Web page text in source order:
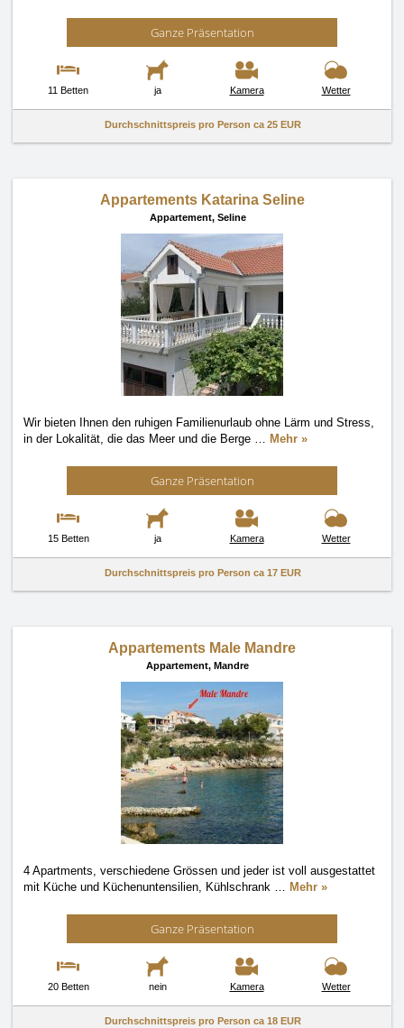
Ganze Präsentation
11 Betten ja Kamera Wetter
Durchschnittspreis pro Person ca 25 EUR
Appartements Katarina Seline
Appartement, Seline
Wir bieten Ihnen den ruhigen Familienurlaub ohne Lärm und Stress,
in der Lokalität, die das Meer und die Berge … Mehr »
Ganze Präsentation
15 Betten ja Kamera Wetter
Durchschnittspreis pro Person ca 17 EUR
Appartements Male Mandre
Appartement, Mandre
4 Apartments, verschiedene Grössen und jeder ist voll ausgestattet
mit Küche und Küchenuntensilien, Kühlschrank … Mehr »
Ganze Präsentation
20 Betten nein Kamera Wetter
Durchschnittspreis pro Person ca 18 EUR